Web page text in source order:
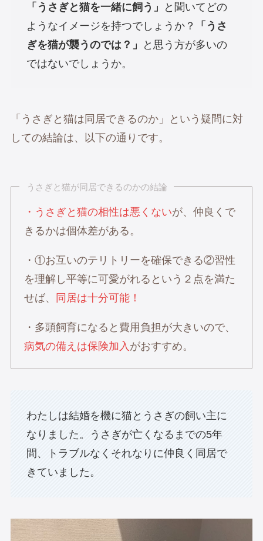
「うさぎと猫を一緒に飼う」
と聞いてどの
ようなイメージを持つでしょうか？
「うさ
ぎを猫が襲うのでは？」
と思う方が多いの
ではないでしょうか。
「うさぎと猫は同居できるのか」という疑問に対
しての結論は、以下の通りです。
うさぎと猫が同居できるのかの結論
・うさぎと猫の相性は悪くないが、仲良くで
きるかは個体差がある。
・①お互いのテリトリーを確保できる②習性
を理解し平等に可愛がれるという２点を満た
せば、
同居は十分可能！
・多頭飼育になると費用負担が大きいので、
病気の備えは保険加入 がおすすめ。
わたしは結婚を機に猫とうさぎの飼い主に
なりました。うさぎが亡くなるまでの5年
間、トラブルなくそれなりに仲良く同居で
きていました。